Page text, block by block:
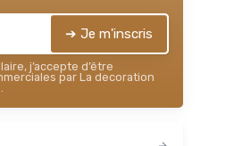
➔ Je m'inscris
j’accepte d’être
par La decoration